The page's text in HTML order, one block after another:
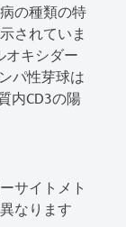
の種類の特
されていま
オキシダー
パ性芽球は
内CD3の陽
サイトメト
なります